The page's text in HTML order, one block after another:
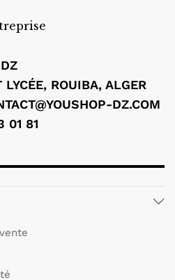
ROUIBA, ALGER
DZ.COM
01 81